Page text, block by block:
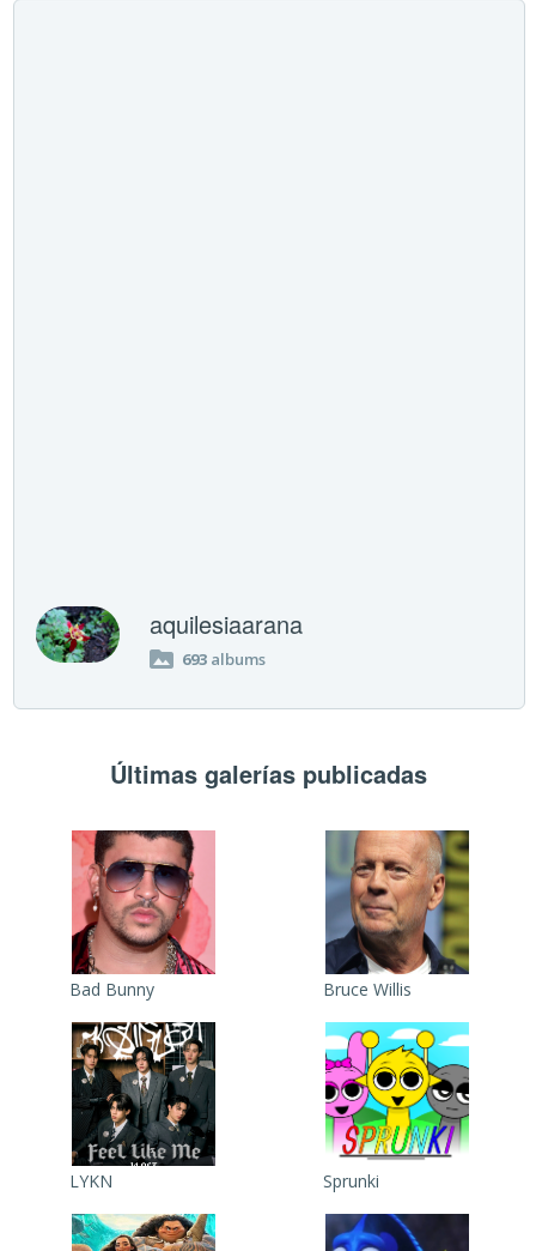
aquilesiaarana
693 albums
Últimas galerías publicadas
Bad Bunny Bruce Willis
LYKN Sprunki